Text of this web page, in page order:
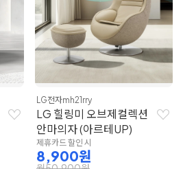
LG전자mh21rry
LG 힐링미 오브제컬렉션
안마의자 (아르테UP)
제휴카드 할인 시
8,900원